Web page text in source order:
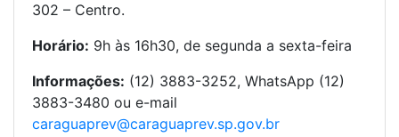
302 – Centro.
Horário: 9h às 16h30, de segunda a sexta-feira
Informações: (12) 3883-3252, WhatsApp (12)
3883-3480 ou e-mail
caraguaprev@caraguaprev.sp.gov.br